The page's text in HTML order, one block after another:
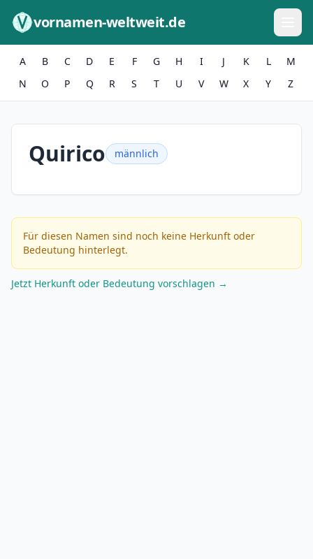
vornamen-weltweit.de
A B C D E F G H I J K L
M
N
O P Q R S T U V W X Y Z
Quirico männlich
Für diesen Namen sind noch keine Herkunft oder
Bedeutung hinterlegt.
Jetzt Herkunft oder Bedeutung vorschlagen →